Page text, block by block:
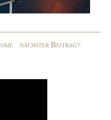
nächster Beitrag>